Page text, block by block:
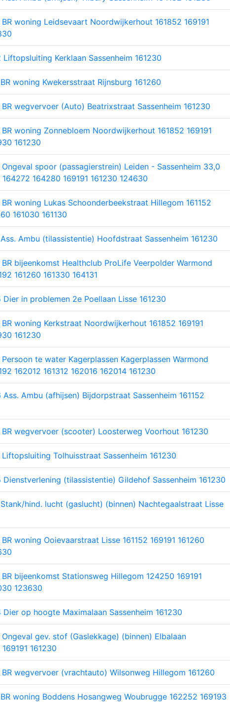
BR woning Leidsevaart Noordwijkerhout 161852 169191
Liftopsluiting Kerklaan Sassenheim 161230
woning Kwekersstraat Rijnsburg 161260
BR wegvervoer (Auto) Beatrixstraat Sassenheim 161230
BR woning Zonnebloem Noordwijkerhout 161852 169191
161230
Ongeval spoor (passagierstrein) Leiden - Sassenheim 33,0
164272 164280 169191 161230 124630
BR woning Lukas Schoonderbeekstraat Hillegom 161152
161030 161130
Ass. Ambu (tilassistentie) Hoofdstraat Sassenheim 161230
BR bijeenkomst Healthclub ProLife Veerpolder Warmond
161260 161330 164131
Dier in problemen 2e Poellaan Lisse 161230
BR woning Kerkstraat Noordwijkerhout 161852 169191
161230
Persoon te water Kagerplassen Kagerplassen Warmond
162012 161312 162016 162014 161230
Ass. Ambu (afhijsen) Bijdorpstraat Sassenheim 161152
BR wegvervoer (scooter) Loosterweg Voorhout 161230
Liftopsluiting Tolhuisstraat Sassenheim 161230
Dienstverlening (tilassistentie) Gildehof Sassenheim 161230
Stank/hind. lucht (gaslucht) (binnen) Nachtegaalstraat Lisse
woning Ooievaarstraat Lisse 161152 169191 161260
BR bijeenkomst Stationsweg Hillegom 124250 169191
123630
Dier op hoogte Maximalaan Sassenheim 161230
Ongeval gev. stof (Gaslekkage) (binnen) Elbalaan
161230
BR wegvervoer (vrachtauto) Wilsonweg Hillegom 161260
woning Boddens Hosangweg Woubrugge 162252 169193